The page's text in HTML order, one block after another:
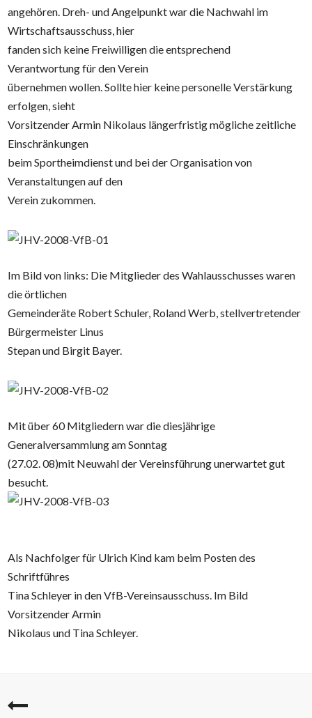
angehören. Dreh- und Angelpunkt war die Nachwahl im
Wirtschaftsausschuss, hier
fanden sich keine Freiwilligen die entsprechend
Verantwortung für den Verein
übernehmen wollen. Sollte hier keine personelle Verstärkung
erfolgen, sieht
Vorsitzender Armin Nikolaus längerfristig mögliche zeitliche
Einschränkungen
beim Sportheimdienst und bei der Organisation von
Veranstaltungen auf den
Verein zukommen.
Im Bild von links: Die Mitglieder des Wahlausschusses waren
die örtlichen
Gemeinderäte Robert Schuler, Roland Werb, stellvertretender
Bürgermeister Linus
Stepan und Birgit Bayer.
Mit über 60 Mitgliedern war die diesjährige
Generalversammlung am Sonntag
(27.02. 08)mit Neuwahl der Vereinsführung unerwartet gut
besucht.
Als Nachfolger für Ulrich Kind kam beim Posten des
Schriftführes
Tina Schleyer in den VfB-Vereinsausschuss. Im Bild
Vorsitzender Armin
Nikolaus und Tina Schleyer.